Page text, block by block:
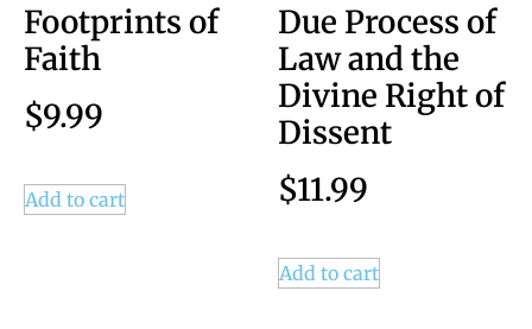
Footprints of
Faith
$9.99
Add to cart
Due Process of
Law and the
Divine Right of
Dissent
$11.99
Add to cart